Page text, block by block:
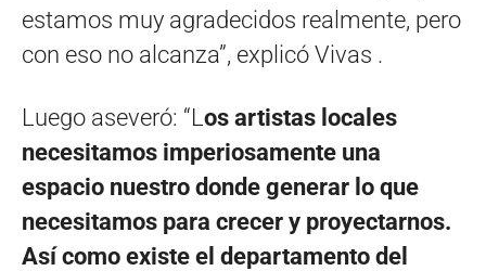
estamos muy agradecidos realmente, pero
con eso no alcanza”, explicó Vivas .
Luego aseveró: “Los artistas locales
necesitamos imperiosamente una
espacio nuestro donde generar lo que
necesitamos para crecer y proyectarnos.
Así como existe el departamento del